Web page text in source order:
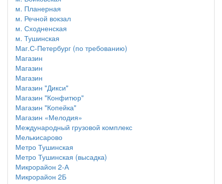
м. Планерная
м. Речной вокзал
м. Сходненская
м. Тушинская
Маг.С-Петербург (по требованию)
Магазин
Магазин
Магазин
Магазин "Дикси"
Магазин "Конфитюр"
Магазин "Копейка"
Магазин «Мелодия»
Международный грузовой комплекс
Мелькисарово
Метро Тушинская
Метро Тушинская (высадка)
Микрорайон 2-А
Микрорайон 2Б